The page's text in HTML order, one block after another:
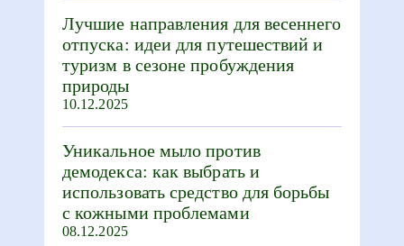
Лучшие направления для весеннего
отпуска: идеи для путешествий и
туризм в сезоне пробуждения
природы
10.12.2025
Уникальное мыло против
демодекса: как выбрать и
использовать средство для борьбы
с кожными проблемами
08.12.2025